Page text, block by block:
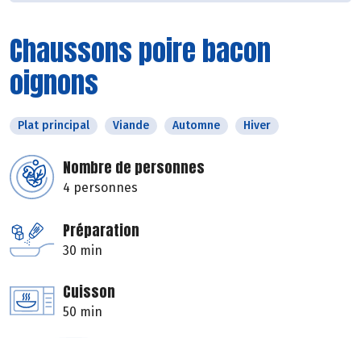
Chaussons poire bacon
oignons
Plat principal Viande Automne Hiver
Nombre de personnes
4 personnes
Préparation
30 min
Cuisson
50 min